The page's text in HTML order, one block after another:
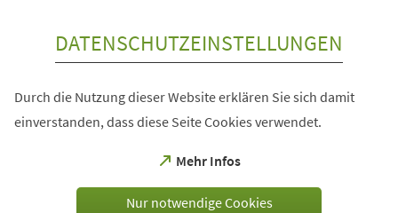
DATENSCHUTZEINSTELLUNGEN
Durch die Nutzung dieser Website erklären Sie sich damit
einverstanden, dass diese Seite Cookies verwendet.
Mehr Infos
(Öffnet
einem
Nur notwendige Cookies